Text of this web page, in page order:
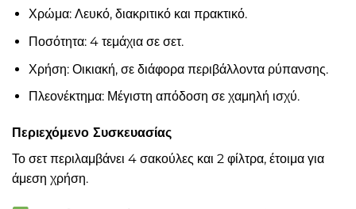
Χρώμα: Λευκό, διακριτικό και πρακτικό.
Ποσότητα: 4 τεμάχια σε σετ.
Χρήση: Οικιακή, σε διάφορα περιβάλλοντα ρύπανσης.
Πλεονέκτημα: Μέγιστη απόδοση σε χαμηλή ισχύ.
Περιεχόμενο Συσκευασίας
Το σετ περιλαμβάνει 4 σακούλες και 2 φίλτρα, έτοιμα για
άμεση χρήση.